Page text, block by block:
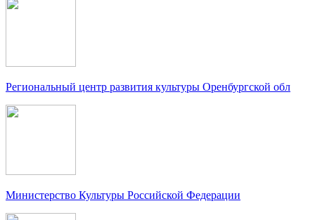
Региональный центр развития культуры Оренбургской обл
Министерство Культуры Российской Федерации